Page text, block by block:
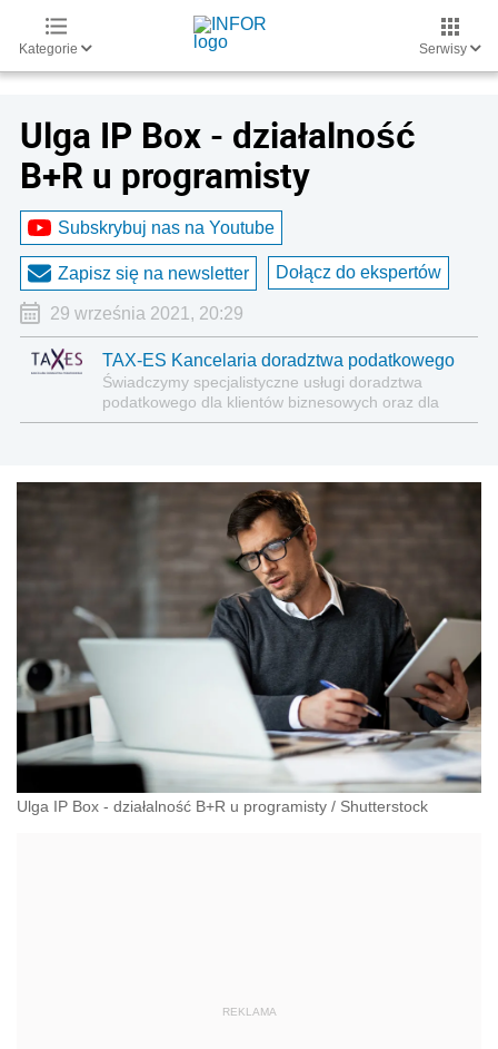
Kategorie Serwisy
Ulga IP Box - działalność
B+R u programisty
Subskrybuj nas na Youtube
Zapisz się na newsletter Dołącz do ekspertów
29 września 2021, 20:29
TAX-ES Kancelaria doradztwa podatkowego
Świadczymy specjalistyczne usługi doradztwa
podatkowego dla klientów biznesowych oraz dla
jednostek sektora finansów publicznych.
Ulga IP Box - działalność B+R u programisty / Shutterstock